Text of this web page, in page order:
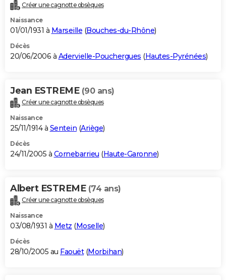
Créer une cagnotte obsèques
Naissance
01/01/1931 à Marseille (Bouches-du-Rhône)
Décès
20/06/2006 à Adervielle-Pouchergues (Hautes-Pyrénées)
Jean ESTREME (90 ans)
Créer une cagnotte obsèques
Naissance
25/11/1914 à Sentein (Ariège)
Décès
24/11/2005 à Cornebarrieu (Haute-Garonne)
Albert ESTREME (74 ans)
Créer une cagnotte obsèques
Naissance
03/08/1931 à Metz (Moselle)
Décès
28/10/2005 au Faouët(Morbihan)